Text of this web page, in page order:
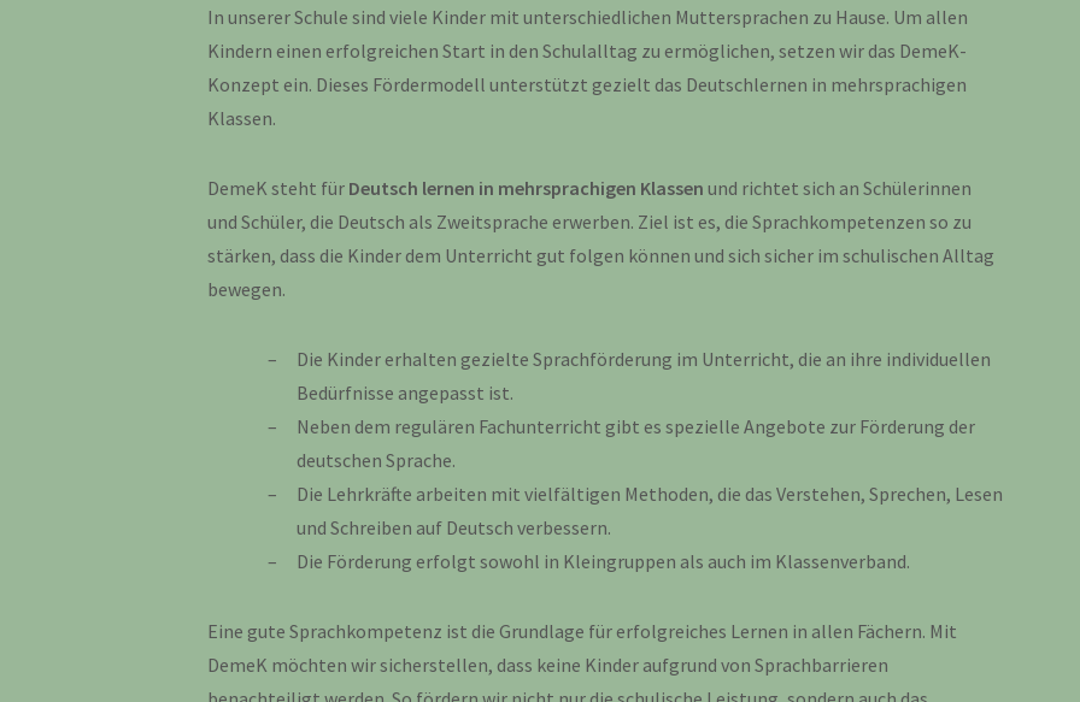
In unserer Schule sind viele Kinder mit unterschiedlichen Muttersprachen zu Hause. Um allen
Kindern einen erfolgreichen Start in den Schulalltag zu ermöglichen, setzen wir das DemeK-
Konzept ein. Dieses Fördermodell unterstützt gezielt das Deutschlernen in mehrsprachigen
Klassen.
DemeK steht für Deutsch lernen in mehrsprachigen Klassen und richtet sich an Schülerinnen
und Schüler, die Deutsch als Zweitsprache erwerben. Ziel ist es, die Sprachkompetenzen so zu
stärken, dass die Kinder dem Unterricht gut folgen können und sich sicher im schulischen Alltag
bewegen.
Die Kinder erhalten gezielte Sprachförderung im Unterricht, die an ihre individuellen
Bedürfnisse angepasst ist.
Neben dem regulären Fachunterricht gibt es spezielle Angebote zur Förderung der
deutschen Sprache.
Die Lehrkräfte arbeiten mit vielfältigen Methoden, die das Verstehen, Sprechen, Lesen
und Schreiben auf Deutsch verbessern.
Die Förderung erfolgt sowohl in Kleingruppen als auch im Klassenverband.
Eine gute Sprachkompetenz ist die Grundlage für erfolgreiches Lernen in allen Fächern. Mit
DemeK möchten wir sicherstellen, dass keine Kinder aufgrund von Sprachbarrieren